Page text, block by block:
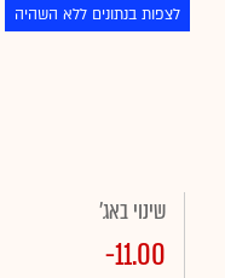
לצפות בנתונים ללא השהיה
שינוי באג'
-11.00